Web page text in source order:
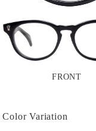
FRONT
Color Variation